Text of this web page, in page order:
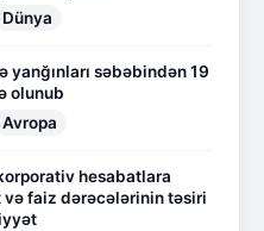
Dünya
yanğınları səbəbindən 19
olunub
Avropa
hesabatlara
və faiz dərəcələrinin təsiri